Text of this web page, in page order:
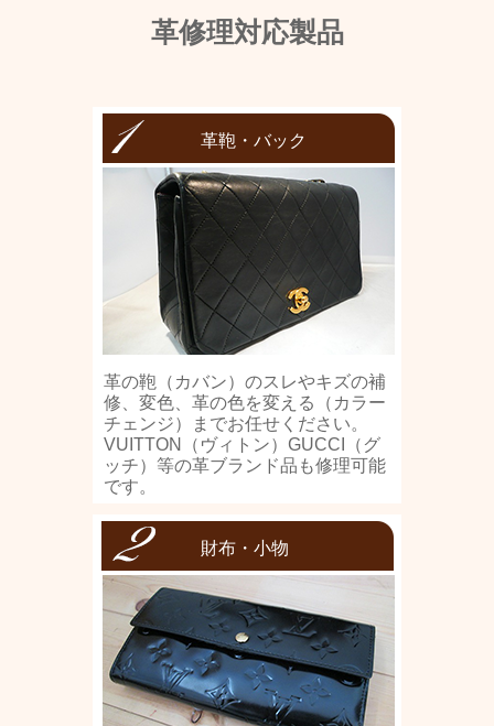
革修理対応製品
革鞄・バック
革の鞄（カバン）のスレやキズの補
修、変色、革の色を変える（カラー
チェンジ）までお任せください。
VUITTON（ヴィトン）GUCCI（グ
ッチ）等の革ブランド品も修理可能
です。
財布・小物